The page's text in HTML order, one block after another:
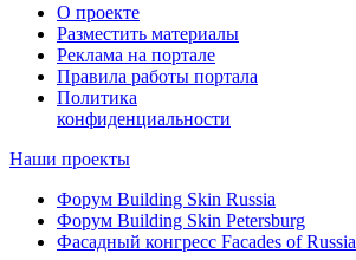
О проекте
Разместить материалы
Реклама на портале
Правила работы портала
Политика
конфиденциальности
Наши проекты
Форум Building Skin Russia
Форум Building Skin Petersburg
Фасадный конгресс Facades of Russia